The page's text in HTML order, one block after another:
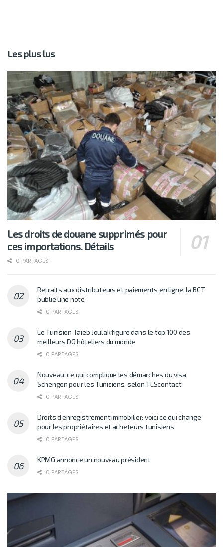
Les plus lus
Les droits de douane supprimés pour
ces importations. Détails
0 PARTAGES
Retraits aux distributeurs et paiements en ligne: la BCT
publie une note
0 PARTAGES
Le Tunisien Taieb Joulak figure dans le top 100 des
meilleurs DG hôteliers du monde
0 PARTAGES
Nouveau: ce qui complique les démarches du visa
Schengen pour les Tunisiens, selon TLScontact
0 PARTAGES
Droits d’enregistrement immobilier: voici ce qui change
pour les propriétaires et acheteurs tunisiens
0 PARTAGES
KPMG annonce un nouveau président
0 PARTAGES